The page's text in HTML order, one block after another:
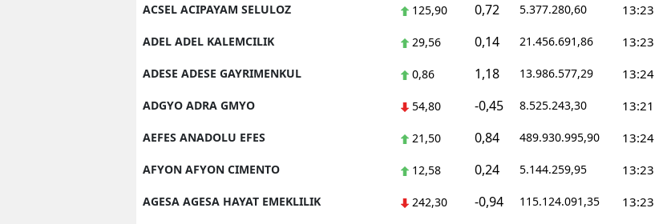
ACSEL ACIPAYAM SELULOZ 125,90 0,72 5.377.280,60 13:23
ADEL ADEL KALEMCILIK 29,56 0,14 21.456.691,86 13:23
ADESE ADESE GAYRIMENKUL 0,86 1,18 13.986.577,29 13:24
ADGYO ADRA GMYO 54,80 -0,45 8.525.243,30 13:21
AEFES ANADOLU EFES 21,50 0,84 489.930.995,90 13:24
AFYON AFYON CIMENTO 12,58 0,24 5.144.259,95 13:23
AGESA AGESA HAYAT EMEKLILIK 242,30 -0,94 115.124.091,35 13:23